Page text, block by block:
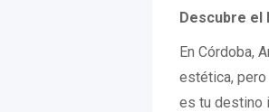
Descubre el
En Córdoba,
estética,
es tu destino